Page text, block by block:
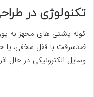
تکنولوژی در
ضدسرقت با قفل مخفی، یا
وسایل الکترونیکی در حال